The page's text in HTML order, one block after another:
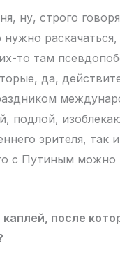
ну, строго
то там
да,
подлой,
зрителя,
с Путиным
после